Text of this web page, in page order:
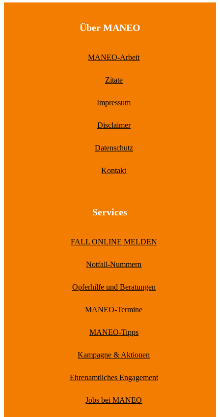
Über MANEO
MANEO-Arbeit
Zitate
Impressum
Disclaimer
Datenschutz
Kontakt
Services
FALL ONLINE MELDEN
Notfall-Nummern
Opferhilfe und Beratungen
MANEO-Termine
MANEO-Tipps
Kampagne & Aktionen
Ehrenamtliches Engagement
Jobs bei MANEO